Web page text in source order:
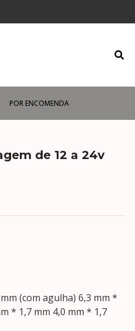
POR ENCOMENDA
de 12 a 24v
(com agulha) 6,3 mm *
* 1,7 mm 4,0 mm * 1,7